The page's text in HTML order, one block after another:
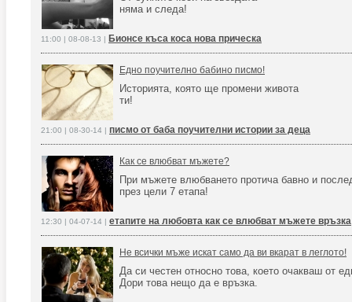
няма и следа!
11:00 | 08-08-13 | Бионсе къса коса нова прическа
Едно поучително бабино писмо!
Историята, която ще промени живота
ти!
21:00 | 08-30-14 | писмо от баба поучителни истории за деца
Как се влюбват мъжете?
При мъжете влюбването протича бавно и
през цели 7 етапа!
12:30 | 04-07-14 | етапите на любовта как се влюбват мъжете връзка
Не всички мъже искат само да ви вкарат в леглото!
Да си честен относно това, което очакваш от
Дори това нещо да е връзка.